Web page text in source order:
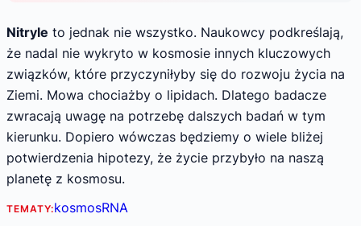
Nitryle to jednak nie wszystko. Naukowcy podkreślają,
że nadal nie wykryto w kosmosie innych kluczowych
związków, które przyczyniłyby się do rozwoju życia na
Ziemi. Mowa chociażby o lipidach. Dlatego badacze
zwracają uwagę na potrzebę dalszych badań w tym
kierunku. Dopiero wówczas będziemy o wiele bliżej
potwierdzenia hipotezy, że życie przybyło na naszą
planetę z kosmosu.
TEMATY:kosmosRNA